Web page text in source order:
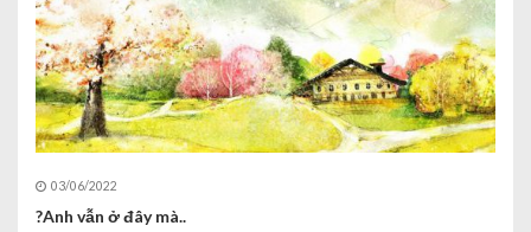
03/06/2022
?Anh vẫn ở đây mà..